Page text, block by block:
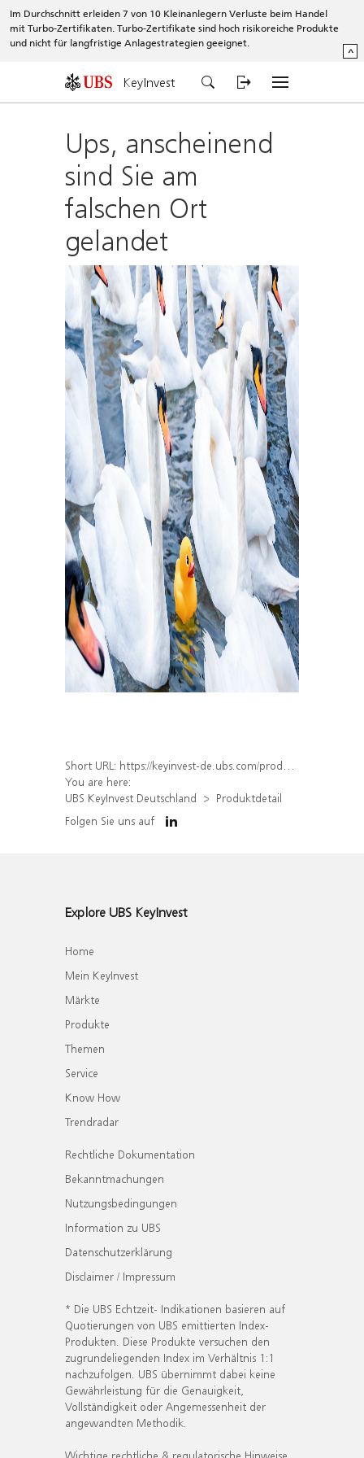
Im Durchschnitt erleiden 7 von 10 Kleinanlegern Verluste beim Handel
mit Turbo-Zertifikaten. Turbo-Zertifikate sind hoch risikoreiche Produkte
und nicht für langfristige Anlagestrategien geeignet.
^
KeyInvest
Ups, anscheinend
sind Sie am
falschen Ort
gelandet
Short URL: https://keyinvest-de.ubs.com/produkt/detail/index/isin/DE000WA44NH5
You are here:
UBS KeyInvest Deutschland
Produktdetail
Folgen Sie uns auf
Explore UBS KeyInvest
Home
Mein KeyInvest
Märkte
Produkte
Themen
Service
Know How
Trendradar
Rechtliche Dokumentation
Bekanntmachungen
Nutzungsbedingungen
Information zu UBS
Datenschutzerklärung
Disclaimer / Impressum
* Die UBS Echtzeit- Indikationen basieren auf
Quotierungen von UBS emittierten Index-
Produkten. Diese Produkte versuchen den
zugrundeliegenden Index im Verhältnis 1:1
nachzufolgen. UBS übernimmt dabei keine
Gewährleistung für die Genauigkeit,
Vollständigkeit oder Angemessenheit der
angewandten Methodik.